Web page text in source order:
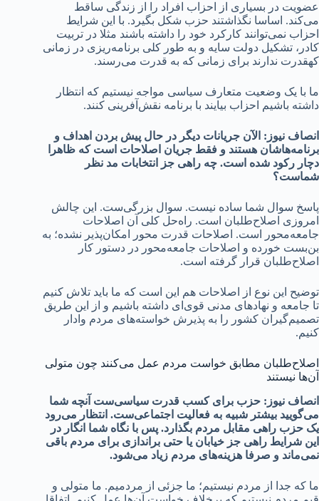
عضویت در بسیاری از احزاب افراد را از زندگی ساقط
می‌کند. اساسا نگذاشتند حزب شکل بگیرد. با این شرایط
احزاب نمی‌توانند کارکرد خود را داشته باشند مثلا در تربیت
کادر، تشکیل دولت سایه و به طور کلی برنامه‌ریزی در زمانی
کهقدرت ندارند برای زمانی که به قدرت می‌رسند.
ما با یک وضعیت متعارف سیاسی مواجه نیستیم که انتظار
داشته باشیم احزاب بیایند با برنامه نقش‌آفرینی کنند.
انصاف نیوز: الآن جریانات دیگر در حال پیش بردن اهداف و
برنامه‌هاشان هستند و فقط جریان اصلاحات است که ظاهرا
دچار رکود شده است. چه راهی جز انتخابات مد نظر
شماست؟
پاسخ سوال شما ساده نیست. سوال بزرگی‌ست. این چالش
امروزی اصلاح‌طلبان است. را‌ه‌حل کلی آن اصلاحات
جامعه‌محور است. اصلاحات قدرت محور امکان‌پذیر نشده؛ به
بن‌بست خورده و اصلاحات جامعه‌محور در دستور کار
اصلاح‌طلبان قرار گرفته است.
توضیح این نوع از اصلاحات هم این است که ما باید تلاش کنیم
تا جامعه و نهادهای مدنی قوی‌ای داشته باشیم و از این طریق
تصمیم‌گیران کشور را به پذیرش خواسته‌های مردم وادار
کنیم.
اصلاح‌طلبان مطابق خواست مردم عمل می‌کنند چون متولی
آن‌ها نیستند
انصاف نیوز: حزب برای کسب قدرت سیاسی‌ست آنچه شما
می‌گویید بیشتر شبیه به فعالیت اجتماعی‌ست. انتظار می‌رود
یک حزب راهی مقابل مردم بگذارد. پس با نگاه شما انگار در
این شرایط راهی جز خیابان یا حتی براندازی برای مردم باقی
نمی‌ماند و صرفا هزینه‌های مردم زیاد می‌شود.
ما که جدا از مردم نیستیم؛ ما جزئی از مردمیم. ما متولی و